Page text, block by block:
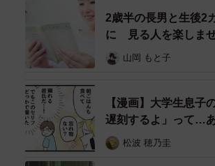
2歳半の長男と生後2
に 見る人を楽しませ
山岡 もと子
【漫画】大学生息子
遅刻するよ」って…
松波 穂乃圭